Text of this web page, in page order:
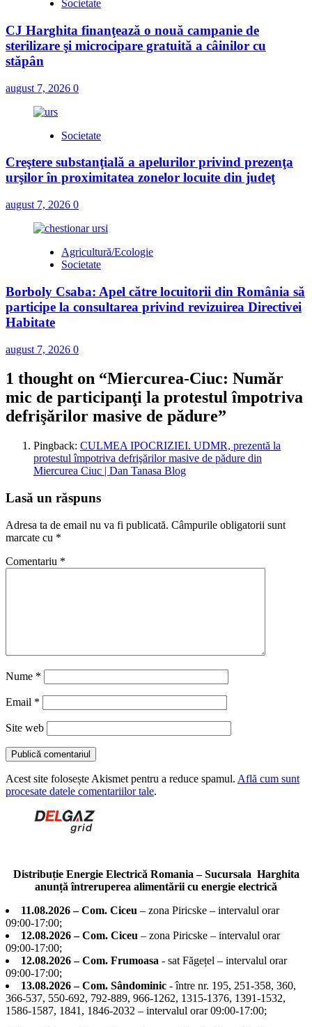
Societate
CJ Harghita finanţează o nouă campanie de
sterilizare şi microcipare gratuită a câinilor cu
stăpân
august 7, 2026 0
Societate
Creştere substanţială a apelurilor privind prezenţa
urşilor în proximitatea zonelor locuite din judeţ
august 7, 2026 0
Agricultură/Ecologie
Societate
Borboly Csaba: Apel către locuitorii din România să
participe la consultarea privind revizuirea Directivei
Habitate
august 7, 2026 0
1 thought on “Miercurea-Ciuc: Număr
mic de participanţi la protestul împotriva
defrişărilor masive de pădure”
Pingback: CULMEA IPOCRIZIEI. UDMR, prezentă la
protestul împotriva defrişărilor masive de pădure din
Miercurea Ciuc | Dan Tanasa Blog
Lasă un răspuns
Adresa ta de email nu va fi publicată. Câmpurile obligatorii sunt
marcate cu *
Comentariu *
Nume *
Email *
Site web
Acest site folosește Akismet pentru a reduce spamul. Află cum sunt
procesate datele comentariilor tale.
Distribuție Energie Electrică Romania – Sucursala Harghita
anunță întreruperea alimentării cu energie electrică
11.08.2026 – Com. Ciceu – zona Piricske – intervalul orar
09:00-17:00;
12.08.2026 – Com. Ciceu – zona Piricske – intervalul orar
09:00-17:00;
12.08.2026 – Com. Frumoasa - sat Făgețel – intervalul orar
09:00-17:00;
13.08.2026 – Com. Sândominic - între nr. 195, 251-358, 360,
366-537, 550-692, 792-889, 966-1262, 1315-1376, 1391-1532,
1586-1587, 1841, 1846-2032 – intervalul orar 09:00-17:00;